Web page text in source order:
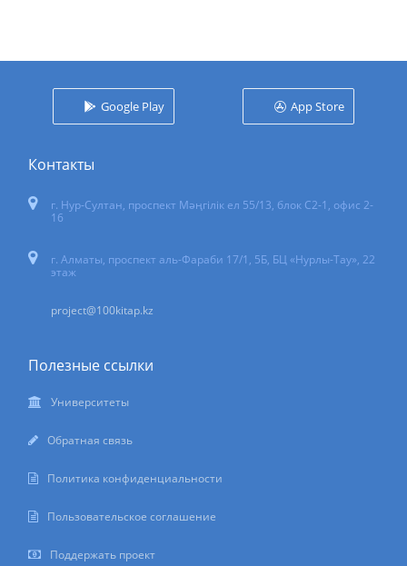
Google Play App Store
Контакты
г. Нур-Султан, проспект Мәңгілік ел 55/13, блок С2-1, офис 2-
16
г. Алматы, проспект аль-Фараби 17/1, 5Б, БЦ «Нурлы-Тау», 22
этаж
project@100kitap.kz
Полезные ссылки
Университеты
Обратная связь
Политика конфиденциальности
Пользовательское соглашение
Поддержать проект